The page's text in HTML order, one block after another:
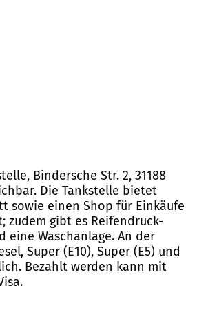
Bindersche Str. 2, 31188
Die Tankstelle bietet
sowie einen Shop für Einkäufe
zudem gibt es Reifendruck-
eine Waschanlage. An der
Super (E10), Super (E5) und
Bezahlt werden kann mit